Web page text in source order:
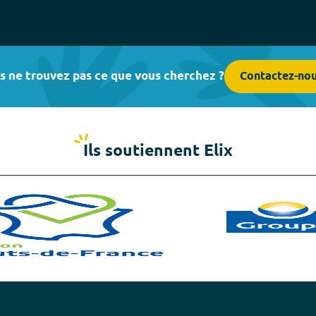
ne trouvez pas ce que vous cherchez ? Contactez-
Ils soutiennent Elix